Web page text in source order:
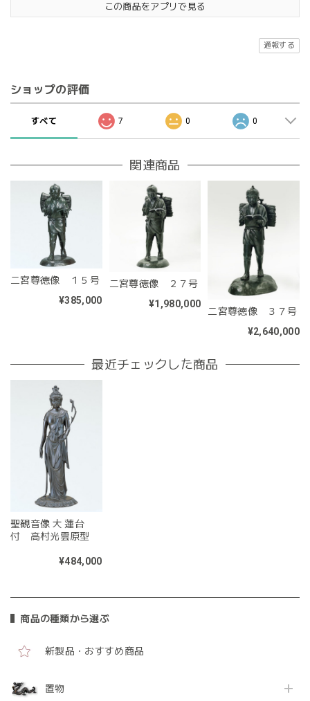
商品の種類から選ぶ
新製品・おすすめ商品
置物
この商品をアプリで見る
通報する
ショップの評価
すべて 7 0 0
関連商品
二宮尊徳像 １５号
¥385,000
二宮尊徳像 ２７号
¥1,980,000
二宮尊徳像 ３７号
¥2,640,000
最近チェックした商品
聖観音像 大 蓮台
付 高村光雲原型
¥484,000